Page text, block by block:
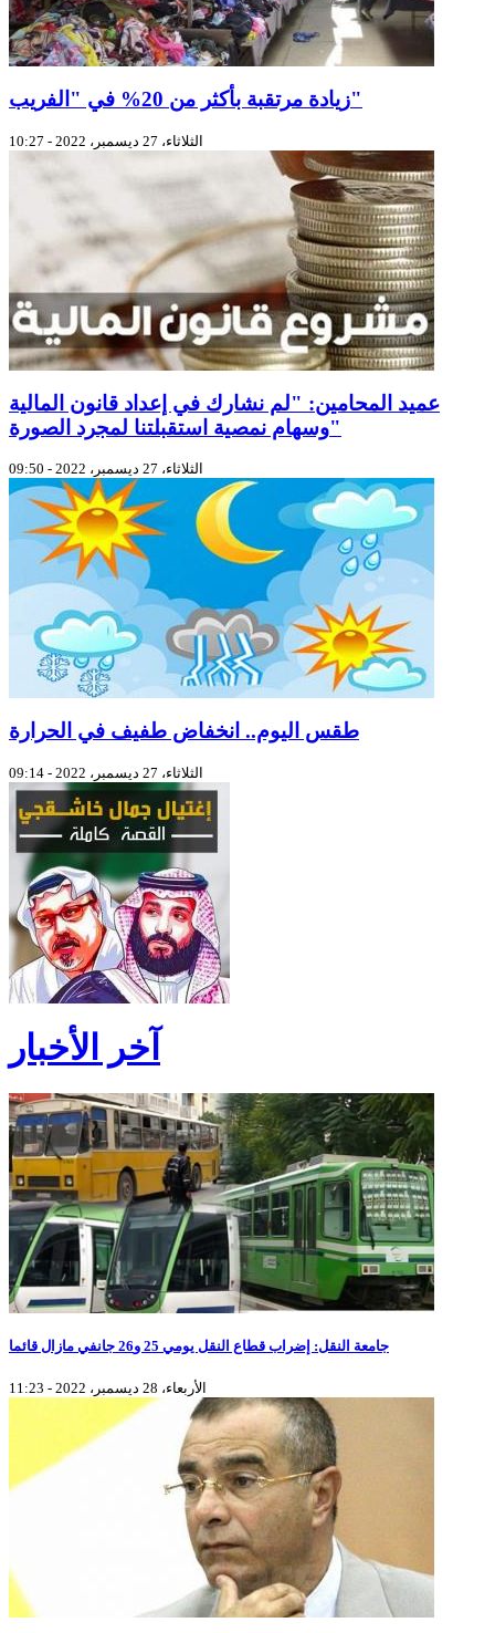
زيادة مرتقبة بأكثر من 20% في "الفريب"
الثلاثاء، 27 ديسمبر، 2022 - 10:27
عميد المحامين: "لم نشارك في إعداد قانون المالية
وسهام نمصية استقبلتنا لمجرد الصورة"
الثلاثاء، 27 ديسمبر، 2022 - 09:50
طقس اليوم.. انخفاض طفيف في الحرارة
الثلاثاء، 27 ديسمبر، 2022 - 09:14
آخر الأخبار
جامعة النقل: إضراب قطاع النقل يومي 25 و26 جانفي مازال قائما
الأربعاء، 28 ديسمبر، 2022 - 11:23